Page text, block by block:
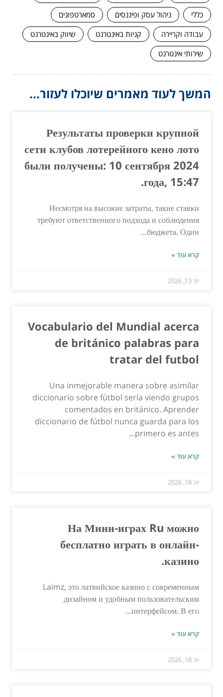
כללי
ניהול עסק ופיננסים
סמארטפונים
עבודה וקריירה
קניות באינטרנט
שיווק באינטרנט
שירותי אינטרנט
המשך לעוד מאמרים שיוכלו לעזור...
Результаты проверки крупной
сети клубов лотерейного кено лото
были получены: 10 сентября 2024
года, 15:47.
Несмотря на высокие затраты, такие ставки
требуют ответственного подхода и соблюдения
бюджета. Один...
קרא עוד »
יונ 13, 2026
Vocabulario del Mundial acerca
de británico palabras para
tratar del futbol
Una inmejorable manera sobre asimilar
diccionario sobre fútbol serí­a viendo grupos
comentados en británico. Aprender
diccionario de fútbol nunca guarda para los
primero es antes...
קרא עוד »
יונ 18, 2026
На Мини-играх Ru можно
бесплатно играть в онлайн-
казино.
Laimz, это латвийское казино с современным
дизайном и удобным пользовательским
интерфейсом. В его...
קרא עוד »
יונ 18, 2026